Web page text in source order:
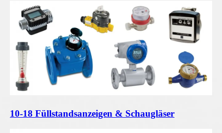
10-18 Füllstandsanzeigen & Schaugläser